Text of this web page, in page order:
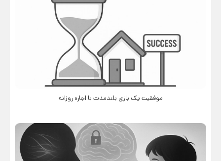
موفقیت یک بازی بلندمدت با اجاره روزانه